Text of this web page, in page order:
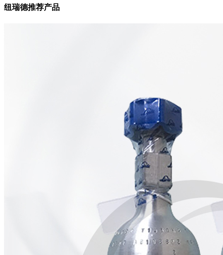
纽瑞德推荐产品